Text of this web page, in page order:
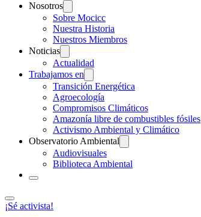
Nosotros
Sobre Mocicc
Nuestra Historia
Nuestros Miembros
Noticias
Actualidad
Trabajamos en
Transición Energética
Agroecología
Compromisos Climáticos
Amazonía libre de combustibles fósiles
Activismo Ambiental y Climático
Observatorio Ambiental
Audiovisuales
Biblioteca Ambiental
¡Sé activista!